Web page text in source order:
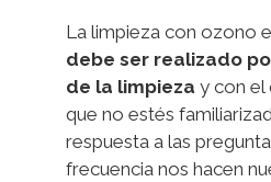
La limpieza con ozono
debe ser realizado
de la limpieza y con el
que no estés
respuesta a las
frecuencia nos hacen